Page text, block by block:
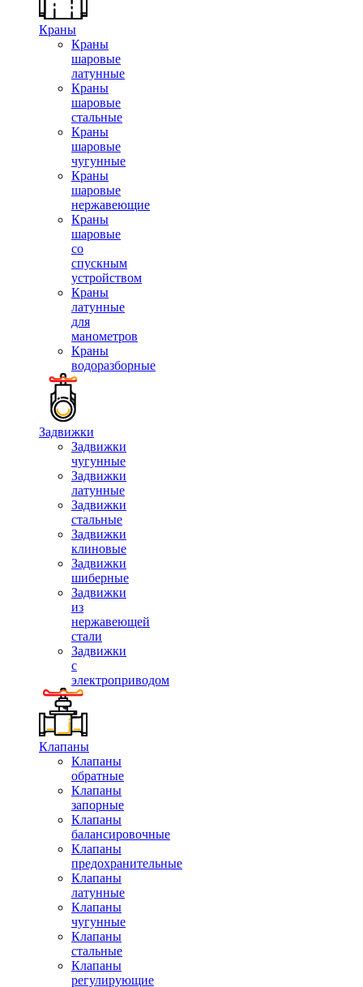
Краны
Краны
шаровые
латунные
Краны
шаровые
стальные
Краны
шаровые
чугунные
Краны
шаровые
нержавеющие
Краны
шаровые
со
спускным
устройством
Краны
латунные
для
манометров
Краны
водоразборные
Задвижки
Задвижки
чугунные
Задвижки
латунные
Задвижки
стальные
Задвижки
клиновые
Задвижки
шиберные
Задвижки
из
нержавеющей
стали
Задвижки
с
электроприводом
Клапаны
Клапаны
обратные
Клапаны
запорные
Клапаны
балансировочные
Клапаны
предохранительные
Клапаны
латунные
Клапаны
чугунные
Клапаны
стальные
Клапаны
регулирующие